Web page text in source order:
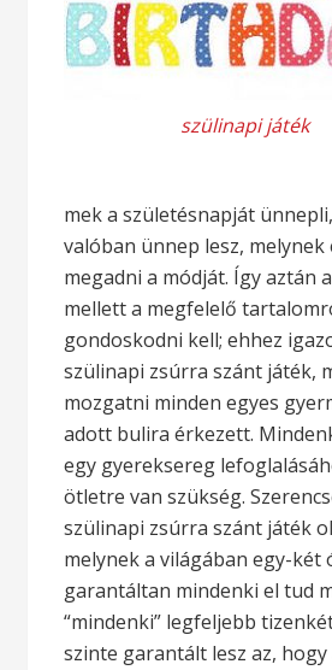
szülinapi játék
mek a születésnapját
valóban ünnep lesz, melynek
megadni a módját. Így aztán
mellett a megfelelő
gondoskodni kell; ehhez
szülinapi zsúrra szánt játék,
mozgatni minden egyes
adott bulira érkezett.
egy gyereksereg
ötletre van szükség.
szülinapi zsúrra szánt játék
melynek a világában egy-két
garantáltan mindenki el tud
“mindenki” legfeljebb
szinte garantált lesz az,